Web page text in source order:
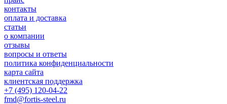
контакты
оплата и доставка
статьи
о компании
отзывы
вопросы и ответы
политика конфиденциальности
карта сайта
клиентская поддержка
+7 (495) 120-04-22
fmd@fortis-steel.ru